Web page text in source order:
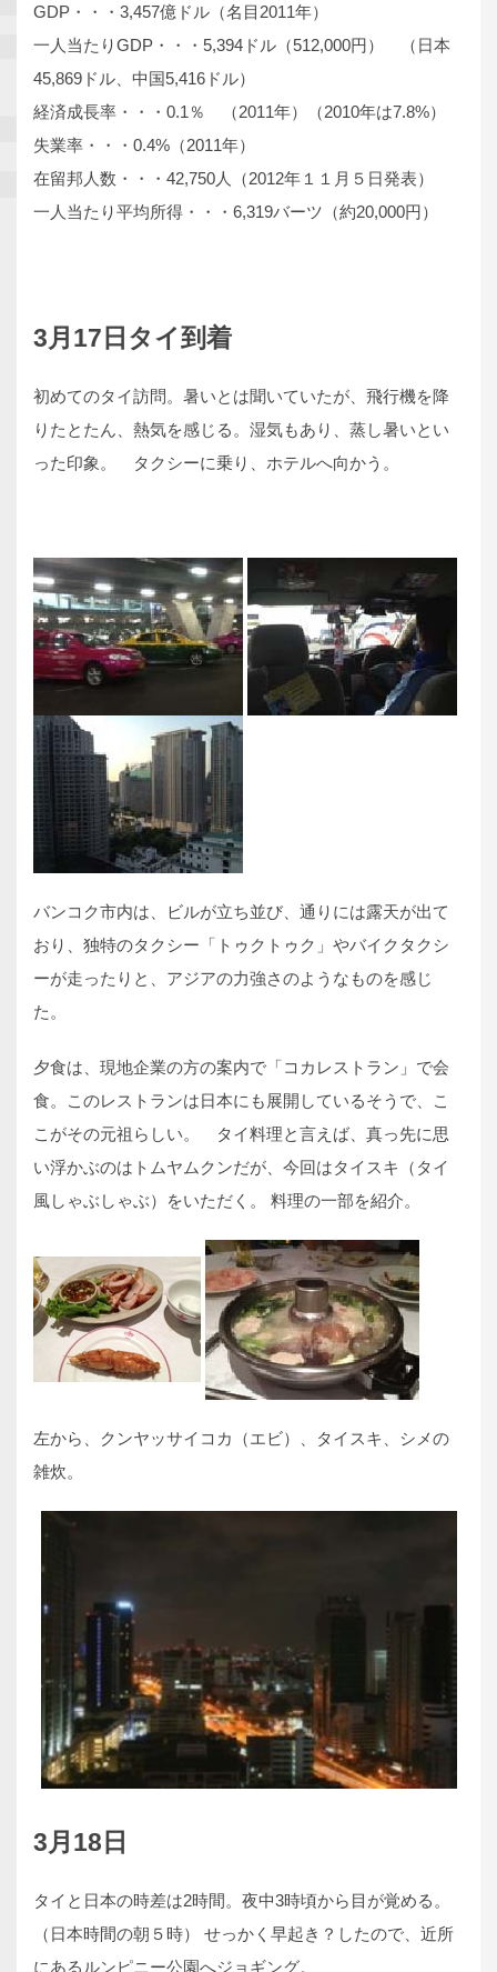
GDP・・・3,457億ドル（名目2011年）
一人当たりGDP・・・5,394ドル（512,000円） （日本
45,869ドル、中国5,416ドル）
経済成長率・・・0.1％ （2011年）（2010年は7.8%）
失業率・・・0.4%（2011年）
在留邦人数・・・42,750人（2012年１１月５日発表）
一人当たり平均所得・・・6,319バーツ（約20,000円）
3月17日タイ到着
初めてのタイ訪問。暑いとは聞いていたが、飛行機を降
りたとたん、熱気を感じる。湿気もあり、蒸し暑いとい
った印象。 タクシーに乗り、ホテルへ向かう。
バンコク市内は、ビルが立ち並び、通りには露天が出て
おり、独特のタクシー「トゥクトゥク」やバイクタクシ
ーが走ったりと、アジアの力強さのようなものを感じ
た。
夕食は、現地企業の方の案内で「コカレストラン」で会
食。このレストランは日本にも展開しているそうで、こ
こがその元祖らしい。 タイ料理と言えば、真っ先に思
い浮かぶのはトムヤムクンだが、今回はタイスキ（タイ
風しゃぶしゃぶ）をいただく。 料理の一部を紹介。
左から、クンヤッサイコカ（エビ）、タイスキ、シメの
雑炊。
3月18日
タイと日本の時差は2時間。夜中3時頃から目が覚める。
（日本時間の朝５時） せっかく早起き？したので、近所
にあるルンピニー公園へジョギング。